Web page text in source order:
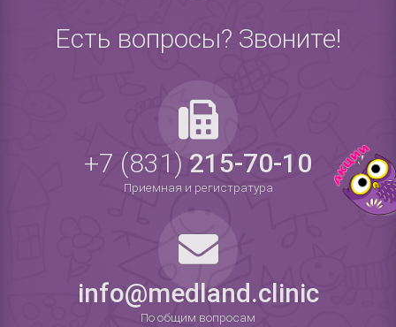
Есть вопросы? Звоните!
+7 (831)215-70-10
Приемная и регистратура
info@medland.clinic
По общим вопросам